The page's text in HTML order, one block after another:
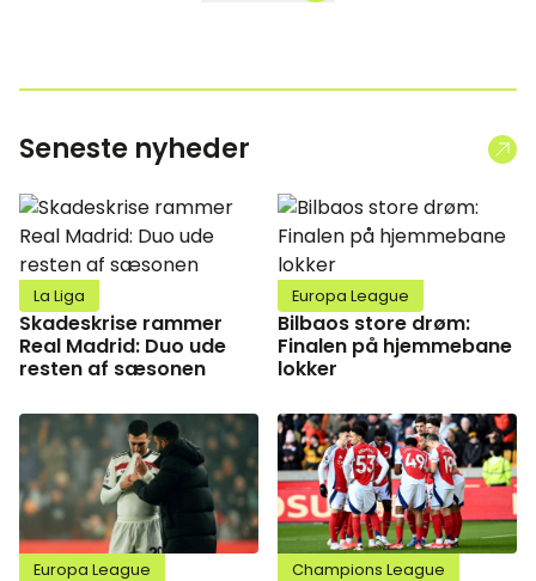
Seneste nyheder
La Liga
Skadeskrise rammer
Real Madrid: Duo ude
resten af sæsonen
Europa League
Bilbaos store drøm:
Finalen på hjemmebane
lokker
Europa League Champions League